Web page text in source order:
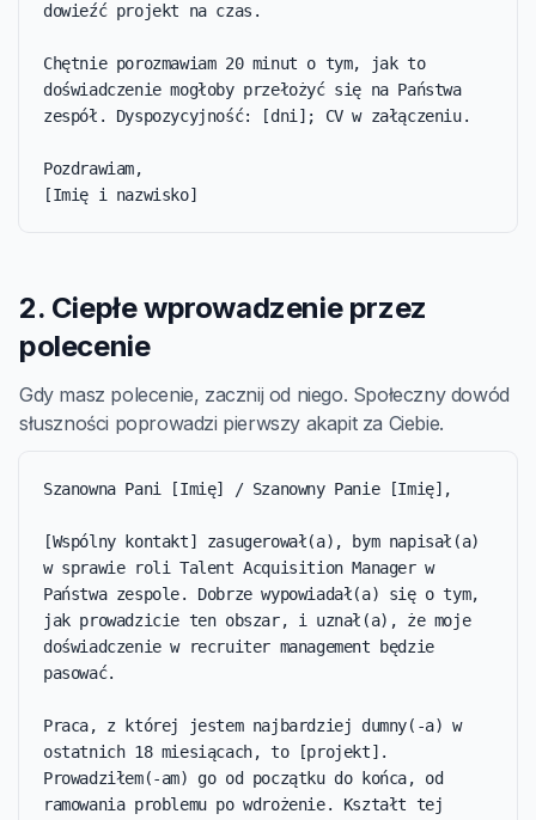
dowieźć projekt na czas.
Chętnie porozmawiam 20 minut o tym, jak to
doświadczenie mogłoby przełożyć się na Państwa
zespół. Dyspozycyjność: [dni]; CV w załączeniu.
Pozdrawiam,
[Imię i nazwisko]
2. Ciepłe wprowadzenie przez
polecenie
Gdy masz polecenie, zacznij od niego. Społeczny dowód
słuszności poprowadzi pierwszy akapit za Ciebie.
Szanowna Pani [Imię] / Szanowny Panie [Imię],
[Wspólny kontakt] zasugerował(a), bym napisał(a)
w sprawie roli Talent Acquisition Manager w
Państwa zespole. Dobrze wypowiadał(a) się o tym,
jak prowadzicie ten obszar, i uznał(a), że moje
doświadczenie w recruiter management będzie
pasować.
Praca, z której jestem najbardziej dumny(-a) w
ostatnich 18 miesiącach, to [projekt].
Prowadziłem(-am) go od początku do końca, od
ramowania problemu po wdrożenie. Kształt tej